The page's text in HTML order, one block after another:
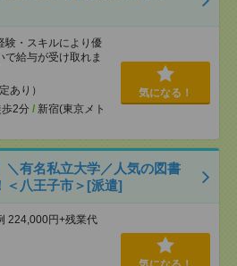
・スキルにより優
給与が受け取れま
あり）
2分 / 新宿(東京メト
気になる！
＼有名私立大学／人気の図書
＜八王子市＞[派遣]
224,000円+残業代